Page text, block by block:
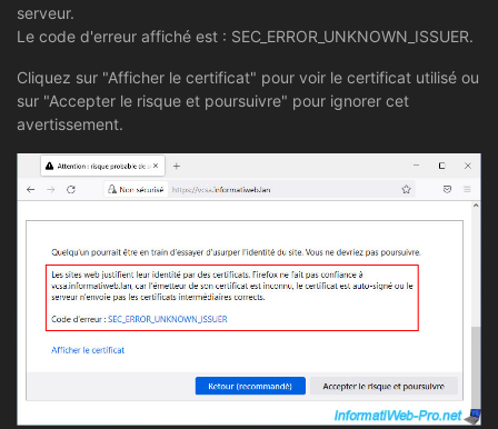
serveur.
Le code d'erreur affiché est : SEC_ERROR_UNKNOWN_ISSUER.
Cliquez sur "Afficher le certificat" pour voir le certificat utilisé ou
sur "Accepter le risque et poursuivre" pour ignorer cet
avertissement.